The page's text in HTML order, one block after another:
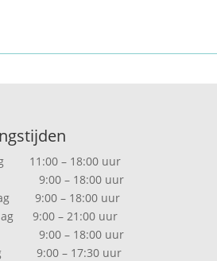
11:00 – 18:00 uur
9:00 – 18:00 uur
9:00 – 18:00 uur
9:00 – 21:00 uur
9:00 – 18:00 uur
9:00 – 17:30 uur